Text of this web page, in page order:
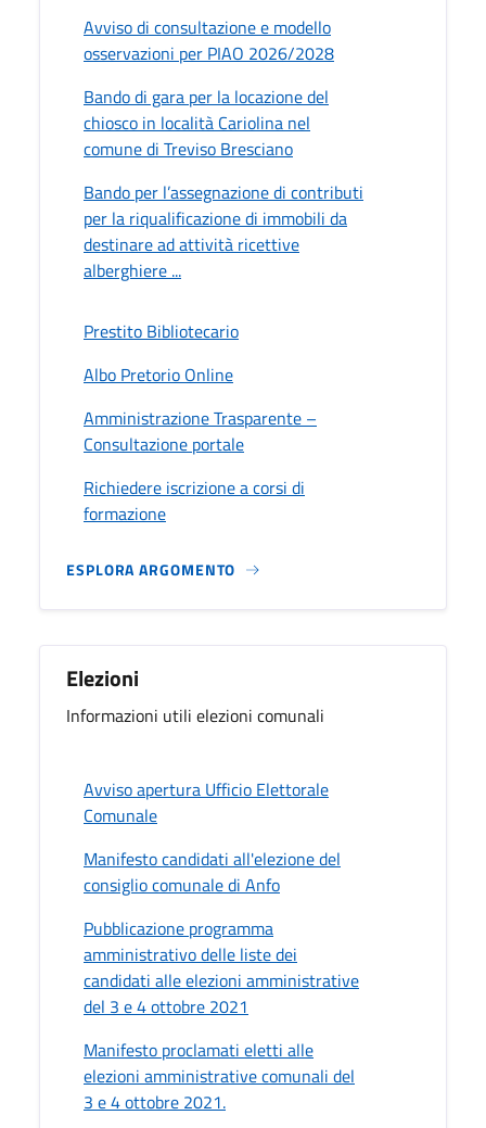
Avviso di consultazione e modello
osservazioni per PIAO 2026/2028
Bando di gara per la locazione del
chiosco in località Cariolina nel
comune di Treviso Bresciano
Bando per l’assegnazione di contributi
per la riqualificazione di immobili da
destinare ad attività ricettive
alberghiere ...
Prestito Bibliotecario
Albo Pretorio Online
Amministrazione Trasparente –
Consultazione portale
Richiedere iscrizione a corsi di
formazione
ESPLORA ARGOMENTO
Elezioni
Informazioni utili elezioni comunali
Avviso apertura Ufficio Elettorale
Comunale
Manifesto candidati all'elezione del
consiglio comunale di Anfo
Pubblicazione programma
amministrativo delle liste dei
candidati alle elezioni amministrative
del 3 e 4 ottobre 2021
Manifesto proclamati eletti alle
elezioni amministrative comunali del
3 e 4 ottobre 2021.